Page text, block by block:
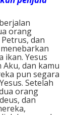
orang
dan
ikan. Yesus
dan kamu
pun segara
Setelah
orang
dan